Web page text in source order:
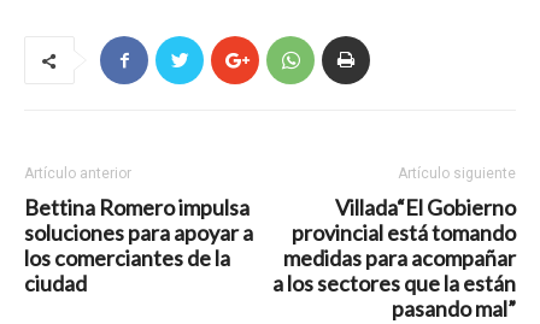
Artículo anterior
Bettina Romero impulsa
soluciones para apoyar a
los comerciantes de la
ciudad
Artículo siguiente
Villada“El Gobierno
provincial está tomando
medidas para acompañar
a los sectores que la están
pasando mal”